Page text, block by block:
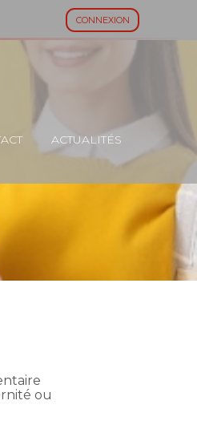
CONNEXION
ACTUALITÉS
ou